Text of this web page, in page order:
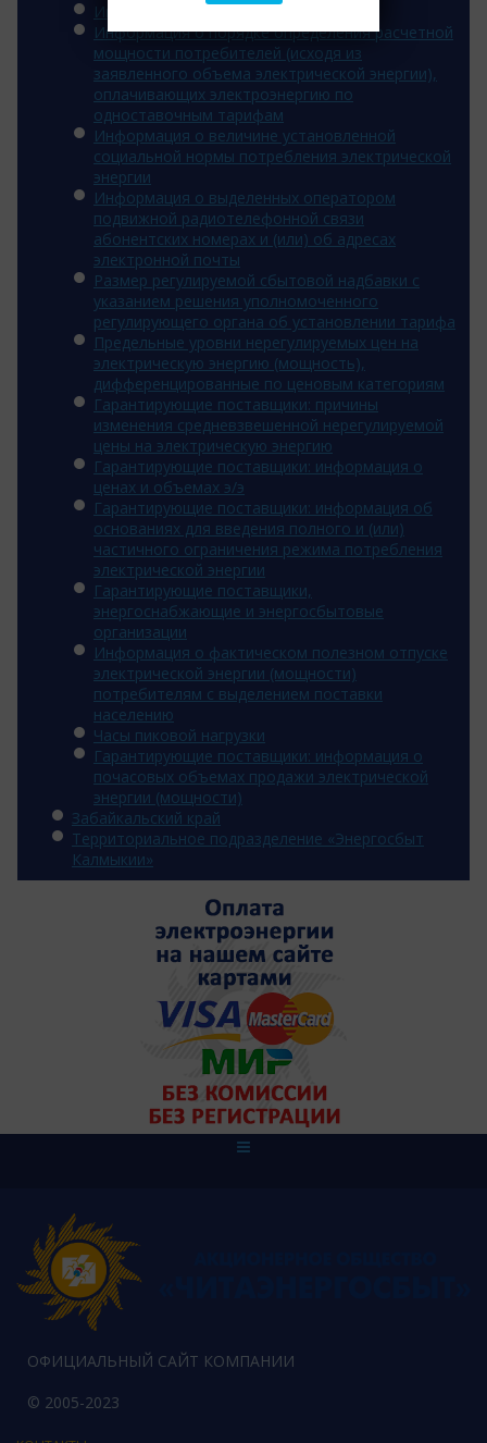
Инвестиционная программа
Информация о порядке определения расчетной
мощности потребителей (исходя из
заявленного объема электрической энергии),
оплачивающих электроэнергию по
одноставочным тарифам
Информация о величине установленной
социальной нормы потребления электрической
энергии
Информация о выделенных оператором
подвижной радиотелефонной связи
абонентских номерах и (или) об адресах
электронной почты
Размер регулируемой сбытовой надбавки с
указанием решения уполномоченного
регулирующего органа об установлении тарифа
Предельные уровни нерегулируемых цен на
электрическую энергию (мощность),
дифференцированные по ценовым категориям
Гарантирующие поставщики: причины
изменения средневзвешенной нерегулируемой
цены на электрическую энергию
Гарантирующие поставщики: информация о
ценах и объемах э/э
Гарантирующие поставщики: информация об
основаниях для введения полного и (или)
частичного ограничения режима потребления
электрической энергии
Гарантирующие поставщики,
энергоснабжающие и энергосбытовые
организации
Информация о фактическом полезном отпуске
электрической энергии (мощности)
потребителям с выделением поставки
населению
Часы пиковой нагрузки
Гарантирующие поставщики: информация о
почасовых объемах продажи электрической
энергии (мощности)
Забайкальский край
Территориальное подразделение «Энергосбыт
Калмыкии»
ОФИЦИАЛЬНЫЙ САЙТ КОМПАНИИ
© 2005-2023